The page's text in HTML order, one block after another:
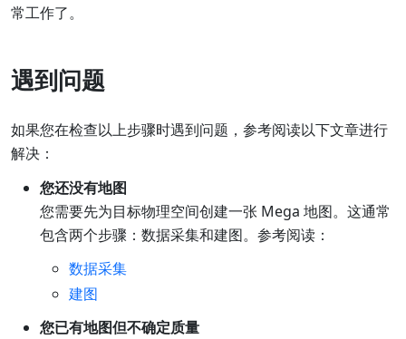
常工作了。
遇到问题
如果您在检查以上步骤时遇到问题，参考阅读以下文章进行
解决：
您还没有地图
您需要先为目标物理空间创建一张 Mega 地图。这通常
包含两个步骤：数据采集和建图。参考阅读：
数据采集
建图
您已有地图但不确定质量